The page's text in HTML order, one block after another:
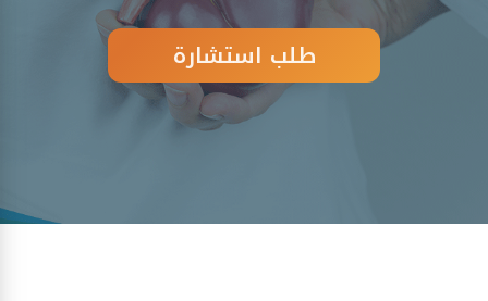
طلب استشارة